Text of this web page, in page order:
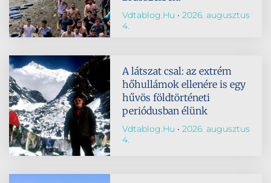
Vdtablog.hu
2026. augusztus
4.
A látszat csal: az extrém
hőhullámok ellenére is egy
hűvös földtörténeti
periódusban élünk
Vdtablog.hu
2026. augusztus
4.